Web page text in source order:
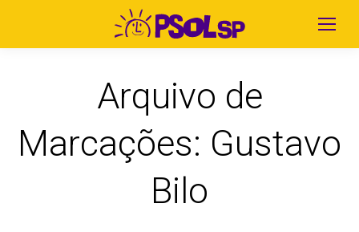
Arquivo de
Marcações: Gustavo
Bilo